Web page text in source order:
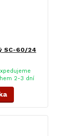
SC-60/24
2-3 dní